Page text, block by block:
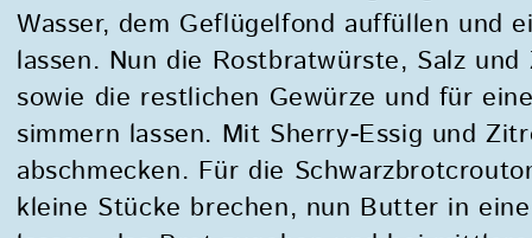
Wasser, dem Geflügelfond auffüllen und
lassen. Nun die Rostbratwürste, Salz
sowie die restlichen Gewürze und für
simmern lassen. Mit Sherry-Essig und
abschmecken. Für die
kleine Stücke brechen, nun Butter in